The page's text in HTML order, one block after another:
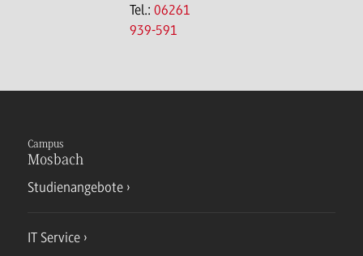
Tel.: 06261
939-591
Campus
Mosbach
Studienangebote
IT Service